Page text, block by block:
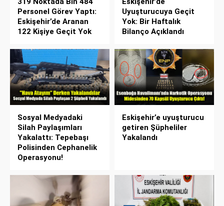
Personel Görev Yaptı:
Eskişehir’de Aranan
122 Kişiye Geçit Yok
Uyuşturucuya Geçit
Yok: Bir Haftalık
Bilanço Açıklandı
Sosyal Medyadaki
Silah Paylaşımları
Yakalattı: Tepebaşı
Polisinden Cephanelik
Operasyonu!
Eskişehir’e uyuşturucu
getiren Şüpheliler
Yakalandı